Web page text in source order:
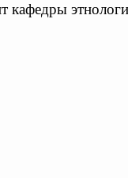
кафедры